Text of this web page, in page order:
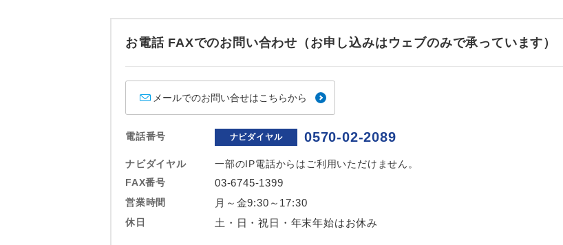
お電話 FAXでのお問い合わせ（お申し込みはウェブのみで承っています）
メールでのお問い合せはこちらから
電話番号 ナビダイヤル 0570-02-2089
ナビダイヤル
一部のIP電話からはご利用いただけません。
FAX番号
03-6745-1399
営業時間 月～金9:30～17:30
休日 土・日・祝日・年末年始はお休み
航空会社指定
おひとり様バス2席利用